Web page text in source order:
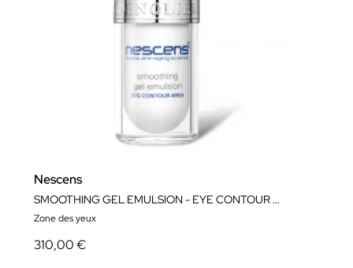
Nescens
SMOOTHING GEL EMULSION - EYE CONTOUR AREA
Zone des yeux
310,00 €